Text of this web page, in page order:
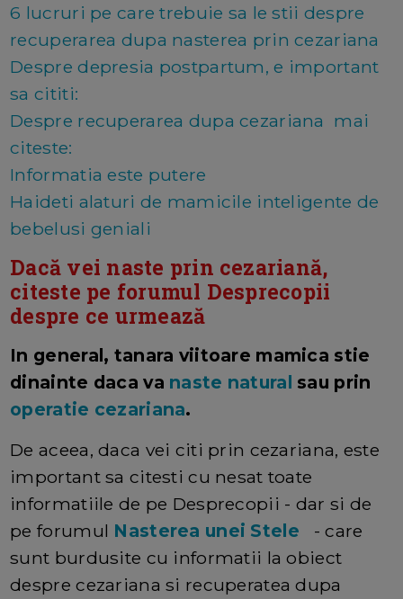
6 lucruri pe care trebuie sa le stii despre
recuperarea dupa nasterea prin cezariana
Despre depresia postpartum, e important
sa cititi:
Despre recuperarea dupa cezariana mai
citeste:
Informatia este putere
Haideti alaturi de mamicile inteligente de
bebelusi geniali
Dacă vei naste prin cezariană,
citeste pe forumul Desprecopii
despre ce urmează
In general, tanara viitoare mamica stie
dinainte daca va naste natural sau prin
operatie cezariana.
De aceea, daca vei citi prin cezariana, este
important sa citesti cu nesat toate
informatiile de pe Desprecopii - dar si de
pe forumul Nasterea unei Stele
- care
sunt burdusite cu informatii la obiect
despre cezariana si recuperatea dupa